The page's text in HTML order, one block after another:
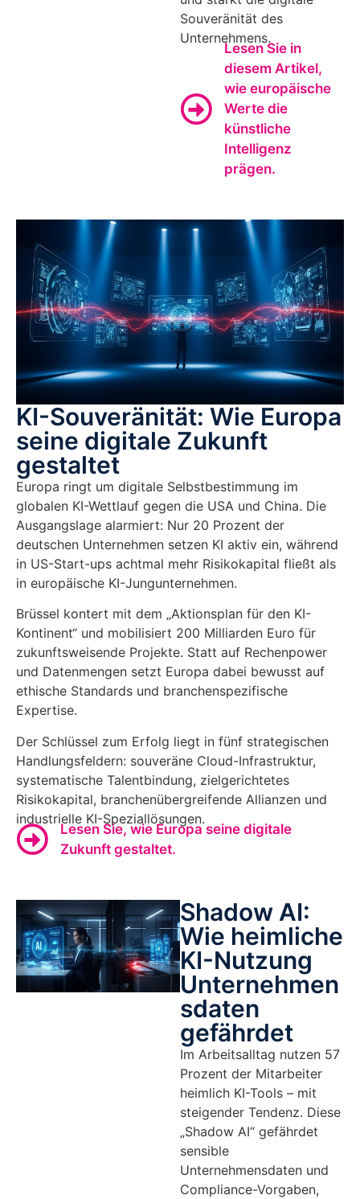
Souveränität des
Unternehmens.
Lesen Sie in
diesem Artikel,
wie europäische
Werte die
künstliche
Intelligenz
prägen.
KI-Souveränität: Wie Europa
seine digitale Zukunft
gestaltet
Europa ringt um digitale Selbstbestimmung im
globalen KI-Wettlauf gegen die USA und China. Die
Ausgangslage alarmiert: Nur 20 Prozent der
deutschen Unternehmen setzen KI aktiv ein, während
in US-Start-ups achtmal mehr Risikokapital fließt als
in europäische KI-Jungunternehmen.
Brüssel kontert mit dem „Aktionsplan für den KI-
Kontinent“ und mobilisiert 200 Milliarden Euro für
zukunftsweisende Projekte. Statt auf Rechenpower
und Datenmengen setzt Europa dabei bewusst auf
ethische Standards und branchenspezifische
Expertise.
Der Schlüssel zum Erfolg liegt in fünf strategischen
Handlungsfeldern: souveräne Cloud-Infrastruktur,
systematische Talentbindung, zielgerichtetes
Risikokapital, branchenübergreifende Allianzen und
industrielle KI-Speziallösungen.
Lesen Sie, wie Europa seine digitale
Zukunft gestaltet.
Shadow AI:
Wie heimliche
KI-Nutzung
Unternehmen
sdaten
gefährdet
Im Arbeitsalltag nutzen 57
Prozent der Mitarbeiter
heimlich KI-Tools – mit
steigender Tendenz. Diese
„Shadow AI“ gefährdet
sensible
Unternehmensdaten und
Compliance-Vorgaben,